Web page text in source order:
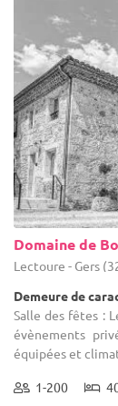
Domaine de
Lectoure - Gers
Demeure de
Salle des fêtes :
évènements
équipées et
1-200